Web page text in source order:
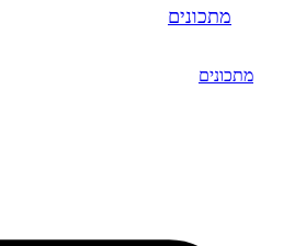
מתכונים
מתכונים